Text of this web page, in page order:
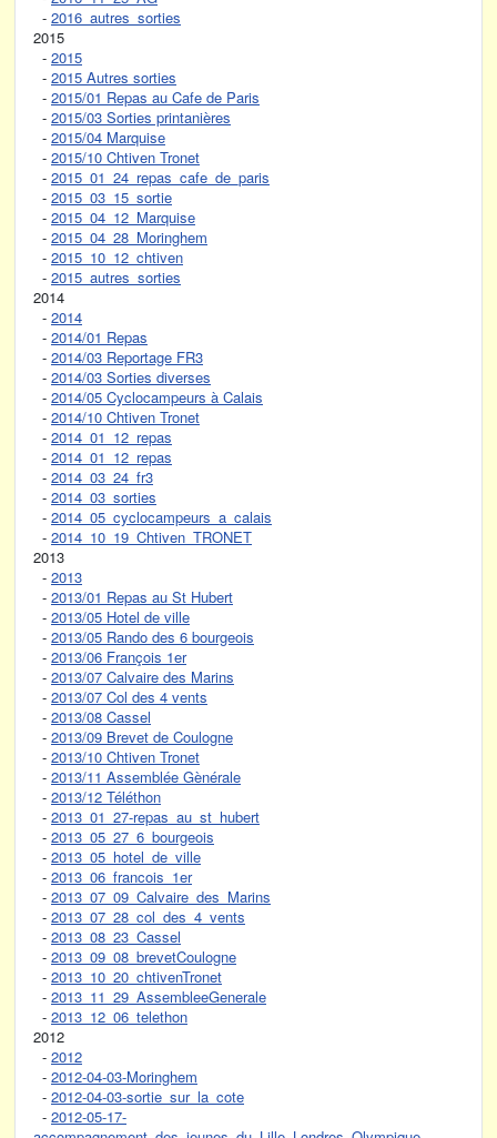
- 2016_autres_sorties
2015
- 2015
- 2015 Autres sorties
- 2015/01 Repas au Cafe de Paris
- 2015/03 Sorties printanières
- 2015/04 Marquise
- 2015/10 Chtiven Tronet
- 2015_01_24_repas_cafe_de_paris
- 2015_03_15_sortie
- 2015_04_12_Marquise
- 2015_04_28_Moringhem
- 2015_10_12_chtiven
- 2015_autres_sorties
2014
- 2014
- 2014/01 Repas
- 2014/03 Reportage FR3
- 2014/03 Sorties diverses
- 2014/05 Cyclocampeurs à Calais
- 2014/10 Chtiven Tronet
- 2014_01_12_repas
- 2014_01_12_repas
- 2014_03_24_fr3
- 2014_03_sorties
- 2014_05_cyclocampeurs_a_calais
- 2014_10_19_Chtiven_TRONET
2013
- 2013
- 2013/01 Repas au St Hubert
- 2013/05 Hotel de ville
- 2013/05 Rando des 6 bourgeois
- 2013/06 François 1er
- 2013/07 Calvaire des Marins
- 2013/07 Col des 4 vents
- 2013/08 Cassel
- 2013/09 Brevet de Coulogne
- 2013/10 Chtiven Tronet
- 2013/11 Assemblée Gènérale
- 2013/12 Téléthon
- 2013_01_27-repas_au_st_hubert
- 2013_05_27_6_bourgeois
- 2013_05_hotel_de_ville
- 2013_06_francois_1er
- 2013_07_09_Calvaire_des_Marins
- 2013_07_28_col_des_4_vents
- 2013_08_23_Cassel
- 2013_09_08_brevetCoulogne
- 2013_10_20_chtivenTronet
- 2013_11_29_AssembleeGenerale
- 2013_12_06_telethon
2012
- 2012
- 2012-04-03-Moringhem
- 2012-04-03-sortie_sur_la_cote
- 2012-05-17-